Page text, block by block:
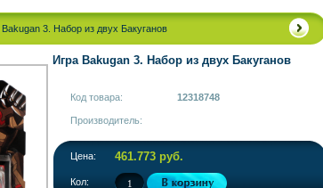
Bakugan 3. Набор из двух Бакуганов
Игра Bakugan 3. Набор из двух Бакуганов
Код товара: 12318748
Производитель:
Цена: 461.773 руб.
Кол: